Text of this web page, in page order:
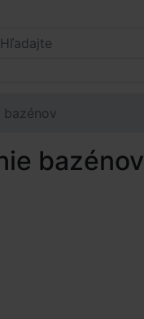
bazénov
bazénov